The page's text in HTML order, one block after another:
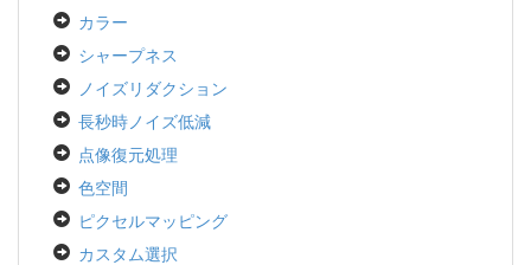
カラー
シャープネス
ノイズリダクション
長秒時ノイズ低減
点像復元処理
色空間
ピクセルマッピング
カスタム選択